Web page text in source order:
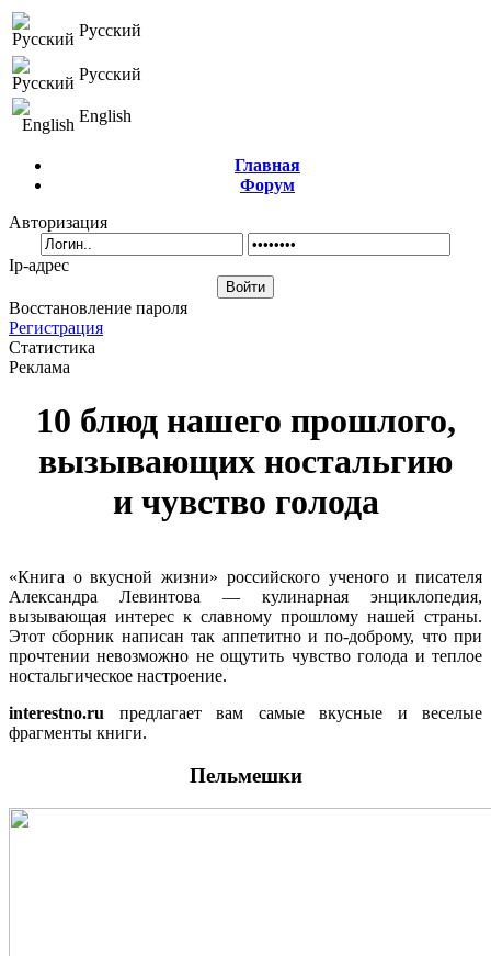
Русский
Русский
English
Главная
Форум
Авторизация
Ip-адрес
Восстановление пароля
Регистрация
Статистика
Реклама
10 блюд нашего прошлого,
вызывающих ностальгию
и чувство голода
«Книга о вкусной жизни» российского ученого и писателя
Александра Левинтова — кулинарная энциклопедия,
вызывающая интерес к славному прошлому нашей страны.
Этот сборник написан так аппетитно и по-доброму, что при
прочтении невозможно не ощутить чувство голода и теплое
ностальгическое настроение.
interestno.ru предлагает вам самые вкусные и веселые
фрагменты книги.
Пельмешки